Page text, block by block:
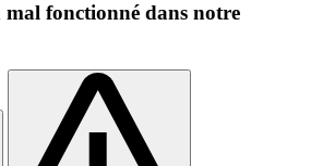
mal fonctionné dans notre